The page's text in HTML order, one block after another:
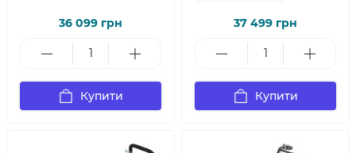
36 099 грн
Купити
37 499 грн
Купити